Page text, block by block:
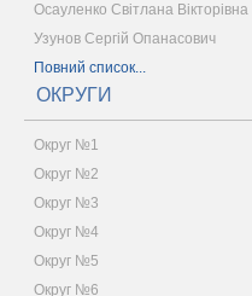
Осауленко Світлана Вікторівна
Узунов Сергій Опанасович
Повний список...
ОКРУГИ
Округ №1
Округ №2
Округ №3
Округ №4
Округ №5
Округ №6